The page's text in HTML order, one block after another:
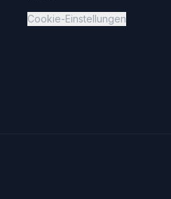
Cookie-Einstellungen